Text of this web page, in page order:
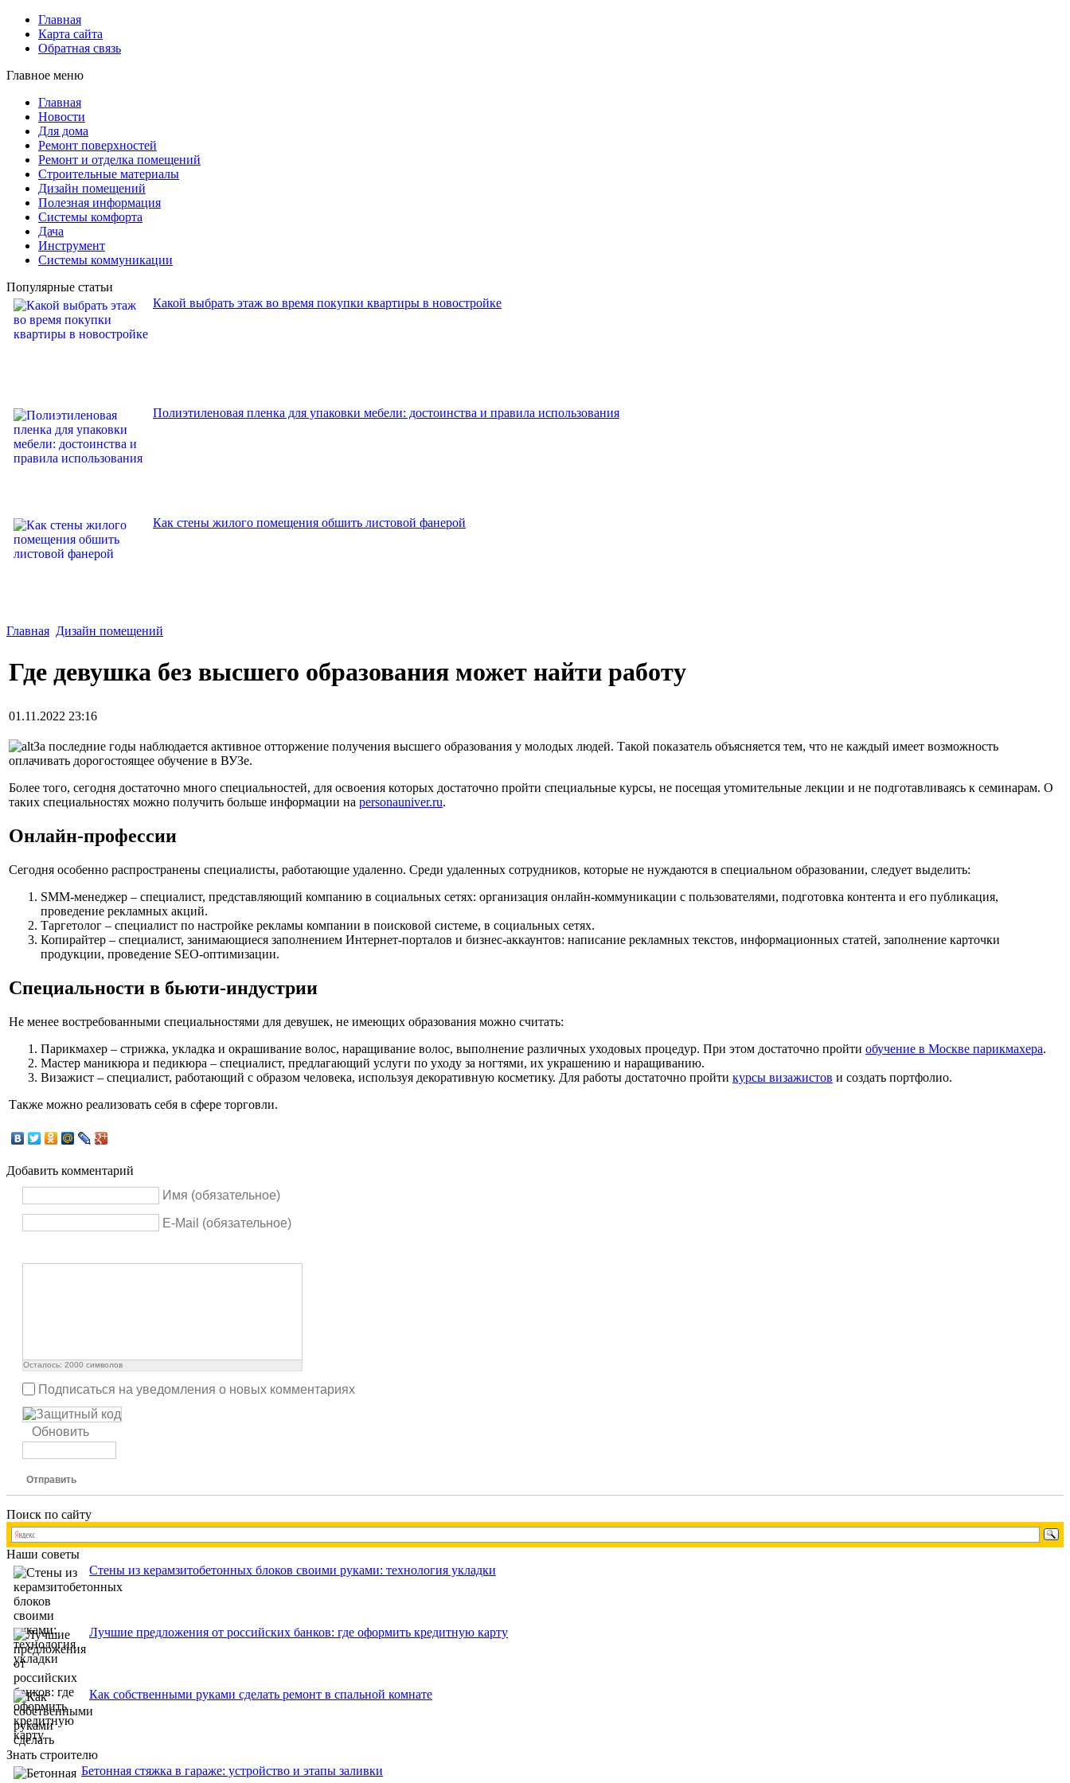
Главная
Карта сайта
Обратная связь
Главное меню
Главная
Новости
Для дома
Ремонт поверхностей
Ремонт и отделка помещений
Строительные материалы
Дизайн помещений
Полезная информация
Системы комфорта
Дача
Инструмент
Системы коммуникации
Популярные статьи
Какой выбрать этаж во время покупки квартиры в новостройке
Полиэтиленовая пленка для упаковки мебели: достоинства и правила использования
Как стены жилого помещения обшить листовой фанерой
Главная Дизайн помещений
Где девушка без высшего образования может найти работу
01.11.2022 23:16
За последние годы наблюдается активное отторжение получения высшего образования у молодых людей. Такой показатель объясняется тем, что не каждый имеет возможность
оплачивать дорогостоящее обучение в ВУЗе.
Более того, сегодня достаточно много специальностей, для освоения которых достаточно пройти специальные курсы, не посещая утомительные лекции и не подготавливаясь к семинарам. О
таких специальностях можно получить больше информации на personauniver.ru.
Онлайн-профессии
Сегодня особенно распространены специалисты, работающие удаленно. Среди удаленных сотрудников, которые не нуждаются в специальном образовании, следует выделить:
SMM-менеджер – специалист, представляющий компанию в социальных сетях: организация онлайн-коммуникации с пользователями, подготовка контента и его публикация,
проведение рекламных акций.
Таргетолог – специалист по настройке рекламы компании в поисковой системе, в социальных сетях.
Копирайтер – специалист, занимающиеся заполнением Интернет-порталов и бизнес-аккаунтов: написание рекламных текстов, информационных статей, заполнение карточки
продукции, проведение SEO-оптимизации.
Специальности в бьюти-индустрии
Не менее востребованными специальностями для девушек, не имеющих образования можно считать:
Парикмахер – стрижка, укладка и окрашивание волос, наращивание волос, выполнение различных уходовых процедур. При этом достаточно пройти обучение в Москве парикмахера.
Мастер маникюра и педикюра – специалист, предлагающий услуги по уходу за ногтями, их украшению и наращиванию.
Визажист – специалист, работающий с образом человека, используя декоративную косметику. Для работы достаточно пройти курсы визажистов и создать портфолио.
Также можно реализовать себя в сфере торговли.
Добавить комментарий
Имя (обязательное)
E-Mail (обязательное)
Осталось: 2000 символов
Подписаться на уведомления о новых комментариях
Обновить
Отправить
Поиск по сайту
Наши советы
Стены из керамзитобетонных блоков своими руками: технология укладки
Лучшие предложения от российских банков: где оформить кредитную карту
Как собственными руками сделать ремонт в спальной комнате
Знать строителю
Бетонная стяжка в гараже: устройство и этапы заливки